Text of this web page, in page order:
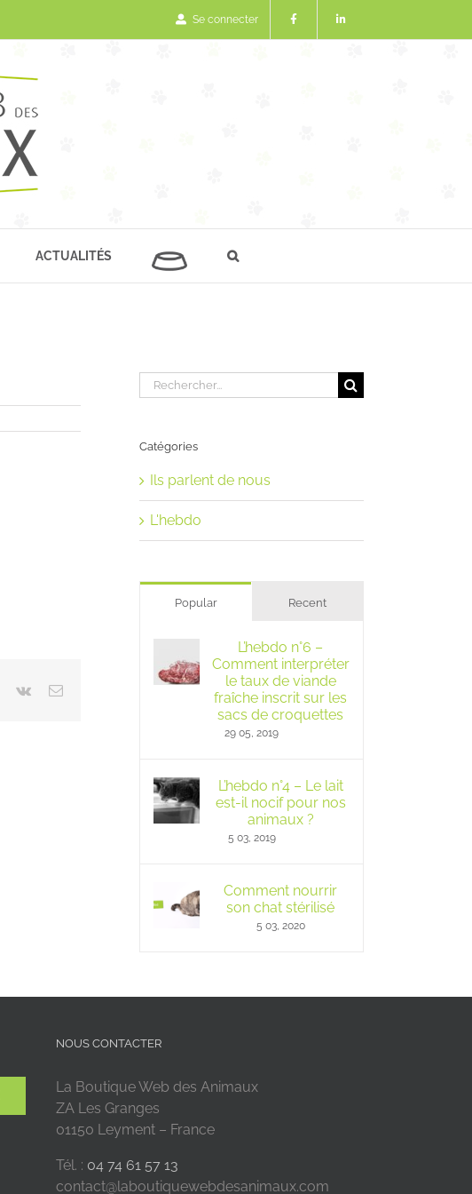
Se connecter
ACTUALITÉS
Pinterest
Vk Email
Rechercher:
Catégories
Ils parlent de nous
L'hebdo
Popular Recent
L’hebdo n°6 –
Comment interpréter
le taux de viande
fraîche inscrit sur les
sacs de croquettes
29 05, 2019
L’hebdo n°4 – Le lait
est-il nocif pour nos
animaux ?
5 03, 2019
Comment nourrir
son chat stérilisé
5 03, 2020
NOUS CONTACTER
La Boutique Web des Animaux
ZA Les Granges
01150 Leyment – France
Tél. : 04 74 61 57 13
contact@laboutiquewebdesanimaux.com